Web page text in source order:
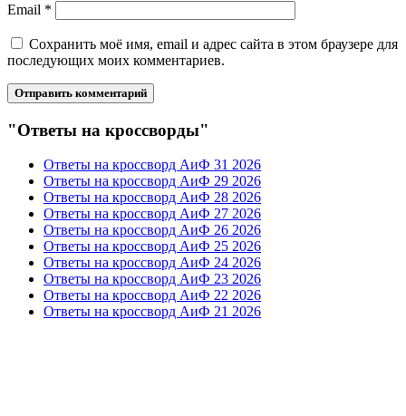
Email *
Сохранить моё имя, email и адрес сайта в этом браузере для
последующих моих комментариев.
"Ответы на кроссворды"
Ответы на кроссворд АиФ 31 2026
Ответы на кроссворд АиФ 29 2026
Ответы на кроссворд АиФ 28 2026
Ответы на кроссворд АиФ 27 2026
Ответы на кроссворд АиФ 26 2026
Ответы на кроссворд АиФ 25 2026
Ответы на кроссворд АиФ 24 2026
Ответы на кроссворд АиФ 23 2026
Ответы на кроссворд АиФ 22 2026
Ответы на кроссворд АиФ 21 2026